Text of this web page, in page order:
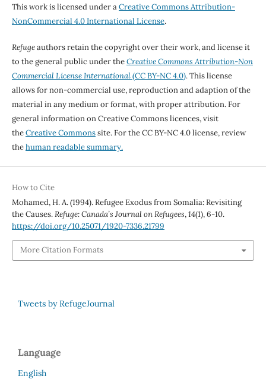
This work is licensed under aCreative Commons Attribution-
NonCommercial 4.0 International License.
Refugeauthors retain the copyright over their work, and license it
to the general public under theCreative Commons Attribution-Non
Commercial License International(CC BY-NC 4.0). This license
allows for non-commercial use, reproduction and adaption of the
material in any medium or format, with proper attribution. For
general information on Creative Commons licences, visit
theCreative Commonssite. For the CC BY-NC 4.0 license, review
thehuman readable summary.
How to Cite
Mohamed, H. A. (1994). Refugee Exodus from Somalia: Revisiting
the Causes.Refuge: Canada’s Journal on Refugees,14(1), 6-10.
https://doi.org/10.25071/1920-7336.21799
More Citation Formats
Tweets by RefugeJournal
Language
English